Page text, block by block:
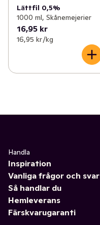
Lättfil 0,5%
1000 ml, Skånemejerier
16,95 kr
16,95 kr /kg
Handla
Inspiration
Vanliga frågor och svar
Så handlar du
Hemleverans
Färskvarugaranti